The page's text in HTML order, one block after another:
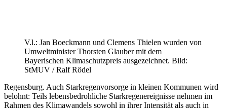
V.l.: Jan Boeckmann und Clemens Thielen wurden von
Umweltminister Thorsten Glauber mit dem
Bayerischen Klimaschutzpreis ausgezeichnet. Bild:
StMUV / Ralf Rödel
Regensburg. Auch Starkregenvorsorge in kleinen Kommunen wird
belohnt: Teils lebensbedrohliche Starkregenereignisse nehmen im
Rahmen des Klimawandels sowohl in ihrer Intensität als auch in